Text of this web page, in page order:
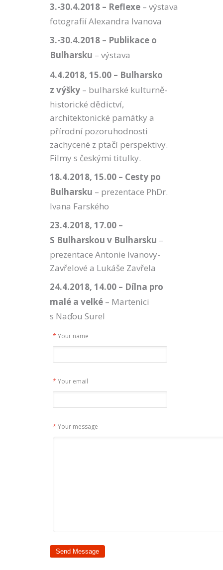
3.-30.4.2018 – Reflexe – výstava
fotografií Alexandra Ivanova
3.-30.4.2018 – Publikace o
Bulharsku – výstava
4.4.2018, 15.00 – Bulharsko
z výšky – bulharské kulturně-
historické dědictví,
architektonické památky a
přírodní pozoruhodnosti
zachycené z ptačí perspektivy.
Filmy s českými titulky.
18.4.2018, 15.00 – Cesty po
Bulharsku – prezentace PhDr.
Ivana Farského
23.4.2018, 17.00 –
S Bulharskou v Bulharsku –
prezentace Antonie Ivanovy-
Zavřelové a Lukáše Zavřela
24.4.2018, 14.00 – Dílna pro
malé a velké – Martenici
s Naďou Surel
* Your name
* Your email
* Your message